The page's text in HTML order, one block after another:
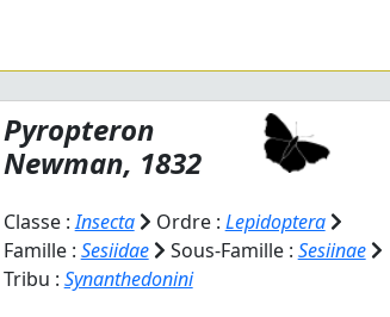
Pyropteron
Newman, 1832
Classe :Insecta Ordre : Lepidoptera
Famille : Sesiidae Sous-Famille : Sesiinae
Tribu : Synanthedonini